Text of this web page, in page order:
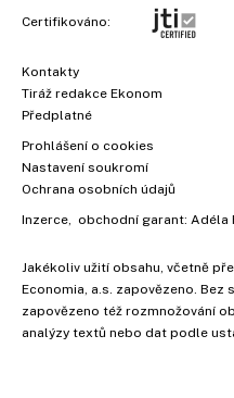
Certifikováno:
Kontakty
Tiráž redakce Ekonom
Předplatné
Prohlášení o cookies
Nastavení soukromí
Ochrana osobních údajů
Inzerce , obchodní garant: Adéla
Jakékoliv užití obsahu, včetně
Economia, a.s. zapovězeno. Bez
zapovězeno též rozmnožování
analýzy textů nebo dat podle